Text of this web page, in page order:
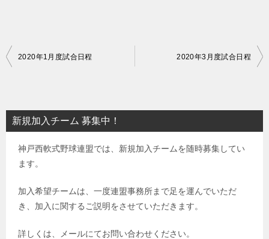
投
ビ
ゲ
2020年1月度試合日程 2020年3月度試合日程
新規加入チーム 募集中！
神戸西軟式野球連盟では、新規加入チームを随時募集してい
ます。
加入希望チームは、一度連盟事務所まで足を運んでいただ
き、加入に関するご説明をさせていただきます。
詳しくは、メールにてお問い合わせください。